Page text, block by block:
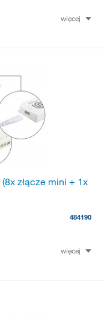
więcej
złącze mini + 1x
484190
więcej